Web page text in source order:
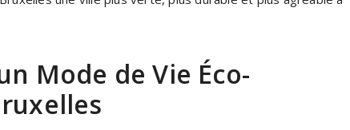
Mode de Vie Éco-